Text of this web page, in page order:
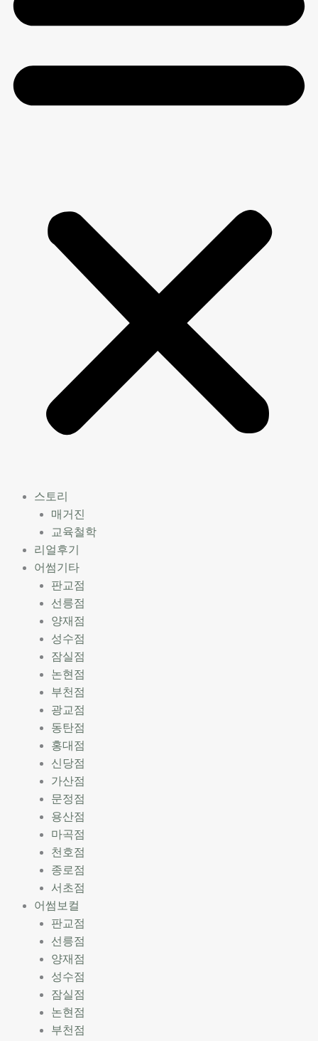
스토리
매거진
교육철학
리얼후기
어썸기타
판교점
선릉점
양재점
성수점
잠실점
논현점
부천점
광교점
동탄점
홍대점
신당점
가산점
문정점
용산점
마곡점
천호점
종로점
서초점
어썸보컬
판교점
선릉점
양재점
성수점
잠실점
논현점
부천점